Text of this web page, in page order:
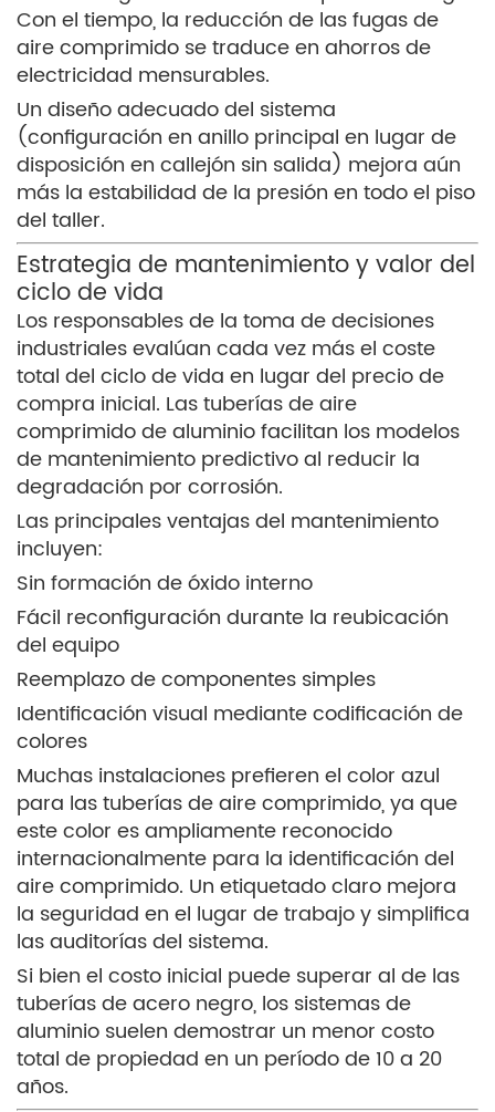
Con el tiempo, la reducción de las fugas de
aire comprimido se traduce en ahorros de
electricidad mensurables.
Un diseño adecuado del sistema
(configuración en anillo principal en lugar de
disposición en callejón sin salida) mejora aún
más la estabilidad de la presión en todo el piso
del taller.
Estrategia de mantenimiento y valor del
ciclo de vida
Los responsables de la toma de decisiones
industriales evalúan cada vez más el coste
total del ciclo de vida en lugar del precio de
compra inicial. Las tuberías de aire
comprimido de aluminio facilitan los modelos
de mantenimiento predictivo al reducir la
degradación por corrosión.
Las principales ventajas del mantenimiento
incluyen:
Sin formación de óxido interno
Fácil reconfiguración durante la reubicación
del equipo
Reemplazo de componentes simples
Identificación visual mediante codificación de
colores
Muchas instalaciones prefieren el color azul
para las tuberías de aire comprimido, ya que
este color es ampliamente reconocido
internacionalmente para la identificación del
aire comprimido. Un etiquetado claro mejora
la seguridad en el lugar de trabajo y simplifica
las auditorías del sistema.
Si bien el costo inicial puede superar al de las
tuberías de acero negro, los sistemas de
aluminio suelen demostrar un menor costo
total de propiedad en un período de 10 a 20
años.